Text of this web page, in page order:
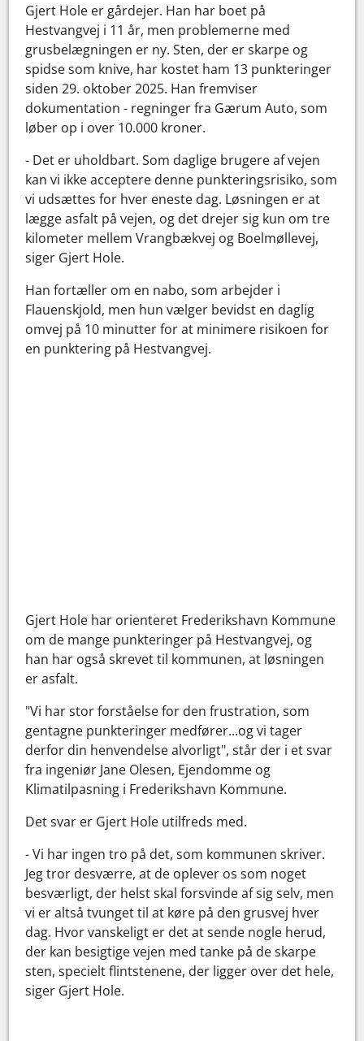
Gjert Hole er gårdejer. Han har boet på
Hestvangvej i 11 år, men problemerne med
grusbelægningen er ny. Sten, der er skarpe og
spidse som knive, har kostet ham 13 punkteringer
siden 29. oktober 2025. Han fremviser
dokumentation - regninger fra Gærum Auto, som
løber op i over 10.000 kroner.
- Det er uholdbart. Som daglige brugere af vejen
kan vi ikke acceptere denne punkteringsrisiko, som
vi udsættes for hver eneste dag. Løsningen er at
lægge asfalt på vejen, og det drejer sig kun om tre
kilometer mellem Vrangbækvej og Boelmøllevej,
siger Gjert Hole.
Han fortæller om en nabo, som arbejder i
Flauenskjold, men hun vælger bevidst en daglig
omvej på 10 minutter for at minimere risikoen for
en punktering på Hestvangvej.
Gjert Hole har orienteret Frederikshavn Kommune
om de mange punkteringer på Hestvangvej, og
han har også skrevet til kommunen, at løsningen
er asfalt.
"Vi har stor forståelse for den frustration, som
gentagne punkteringer medfører...og vi tager
derfor din henvendelse alvorligt", står der i et svar
fra ingeniør Jane Olesen, Ejendomme og
Klimatilpasning i Frederikshavn Kommune.
Det svar er Gjert Hole utilfreds med.
- Vi har ingen tro på det, som kommunen skriver.
Jeg tror desværre, at de oplever os som noget
besværligt, der helst skal forsvinde af sig selv, men
vi er altså tvunget til at køre på den grusvej hver
dag. Hvor vanskeligt er det at sende nogle herud,
der kan besigtige vejen med tanke på de skarpe
sten, specielt flintstenene, der ligger over det hele,
siger Gjert Hole.